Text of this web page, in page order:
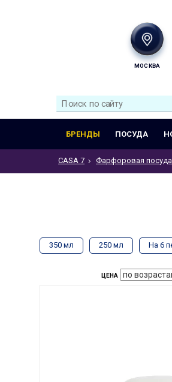
МОСКВА
БРЕНДЫ ПОСУДА
CASA 7 Фарфоровая посуда
350 мл 250 мл На 6
ЦЕНА